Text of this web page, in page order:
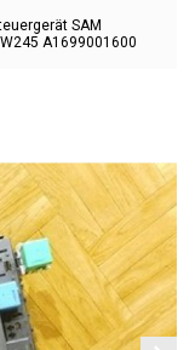
SAM
A1699001600